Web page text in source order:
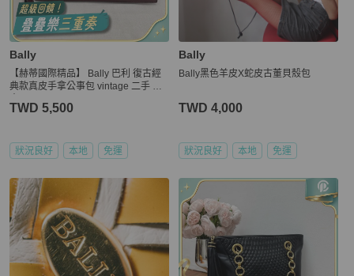
Bally
【赫蒂國際精品】 Bally 巴利 復古經
典款真皮手拿公事包 vintage 二手 中
TWD 5,500
狀況良好 本地 免運
Bally
Bally黑色羊皮X蛇皮古董貝殼包
TWD 4,000
狀況良好 本地 免運